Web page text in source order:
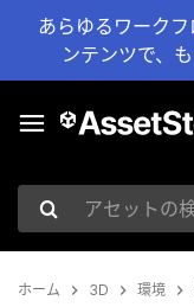
あらゆるワーク
ンテンツで、
アセットの検索
ホーム 3D 環境